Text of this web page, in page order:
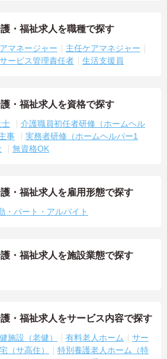
・福祉求人を職種で探す
マネージャー
主任ケアマネジャー
サービス管理責任者 生活支援員
・福祉求人を資格で探す
士
介護職員初任者研修（ホームヘル
事
実務者研修（ホームヘルパー1
無資格OK
・福祉求人を雇用形態で探す
・パート・アルバイト
・福祉求人を施設業態で探す
・福祉求人をサービス内容で探す
施設（老健） 有料老人ホーム
サー
（サ高住）
特別養護老人ホーム（特